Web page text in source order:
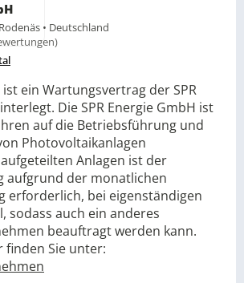
• Deutschland
ist ein Wartungsvertrag der SPR
Die SPR Energie GmbH ist
auf die Betriebsführung und
Photovoltaikanlagen
Anlagen ist der
aufgrund der monatlichen
erforderlich, bei eigenständigen
sodass auch ein anderes
beauftragt werden kann.
finden Sie unter: